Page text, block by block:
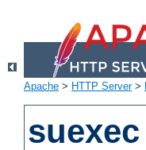
Apache > HTTP Server>
suexec